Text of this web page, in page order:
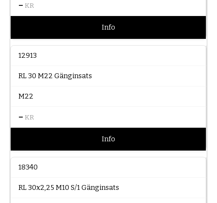
– KR
Info
12913
RL 30 M22 Gänginsats
M22
– KR
Info
18340
RL 30x2,25 M10 S/1 Gänginsats